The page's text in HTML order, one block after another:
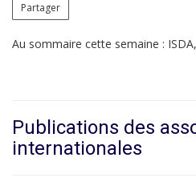
Partager
Au sommaire cette semaine :
Publications des
internationales